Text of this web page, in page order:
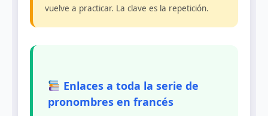
vuelve a practicar. La clave es la repetición.
Enlaces a toda la serie de
pronombres en francés